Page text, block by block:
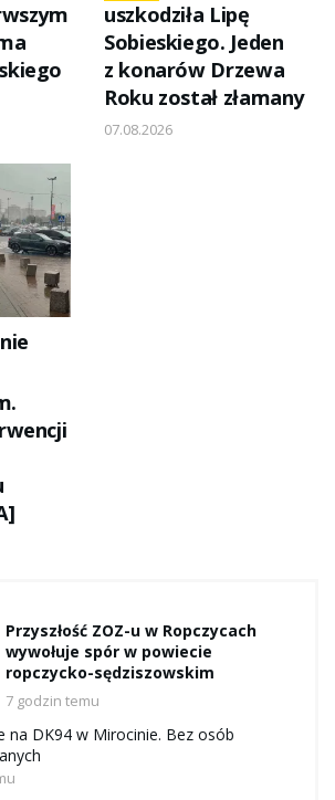
uszkodziła Lipę
Sobieskiego. Jeden
z konarów Drzewa
Roku został złamany
07.08.2026
Przyszłość ZOZ-u w Ropczycach
wywołuje spór w powiecie
ropczycko-sędziszowskim
7 godzin temu
na DK94 w Mirocinie. Bez osób